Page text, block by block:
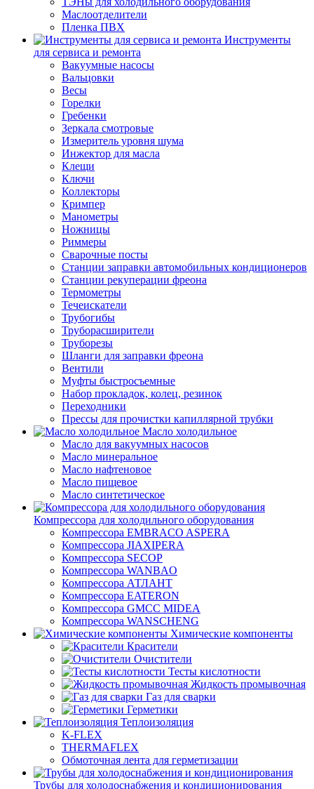
Маслоотделители
Пленка ПВХ
Инструменты
для сервиса и ремонта
Вакуумные насосы
Вальцовки
Весы
Горелки
Гребенки
Зеркала смотровые
Измеритель уровня шума
Инжектор для масла
Клещи
Ключи
Коллекторы
Кримпер
Манометры
Ножницы
Риммеры
Сварочные посты
Станции заправки автомобильных кондиционеров
Станции рекуперации фреона
Термометры
Течеискатели
Трубогибы
Труборасширители
Труборезы
Шланги для заправки фреона
Вентили
Муфты быстросъемные
Набор прокладок, колец, резинок
Переходники
Прессы для прочистки капиллярной трубки
Масло холодильное
Масло для вакуумных насосов
Масло минеральное
Масло нафтеновое
Масло пищевое
Масло синтетическое
Компрессора для холодильного оборудования
Компрессора EMBRACO ASPERA
Компрессора JIAXIPERA
Компрессора SECOP
Компрессора WANBAO
Компрессора АТЛАНТ
Компрессора EATERON
Компрессора GMCC MIDEA
Компрессора WANSCHENG
Химические компоненты
Красители
Очистители
Тесты кислотности
Жидкость промывочная
Газ для сварки
Герметики
Теплоизоляция
K-FLEX
THERMAFLEX
Обмоточная лента для герметизации
Трубы для холодоснабжения и кондиционирования